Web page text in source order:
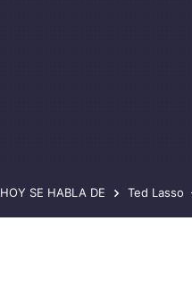
HOY SE HABLA DE Ted Lasso